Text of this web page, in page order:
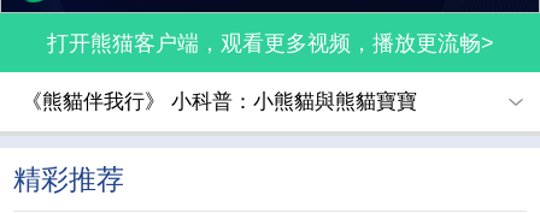
打开熊猫客户端，观看更多视频，播放更流畅>
《熊貓伴我行》 小科普：小熊貓與熊貓寶寶
精彩推荐